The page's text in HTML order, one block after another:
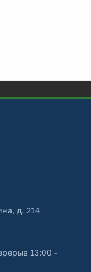
д. 214
13:00 -